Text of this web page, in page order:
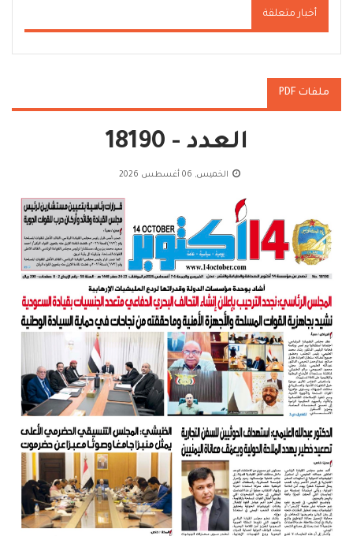
أخبار متعلقة
ملفات PDF
العدد - 18190
الخميس, 06 أغسطس 2026